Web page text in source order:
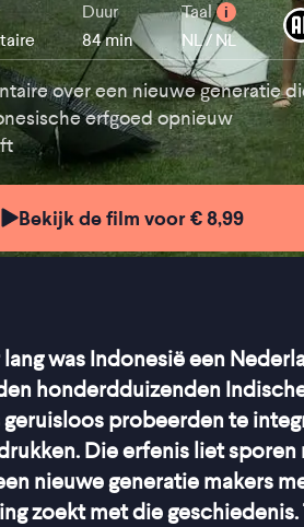
Duur
84 min
Taal i
NL / NL
over een nieuwe generatie
erfgoed opnieuw
Bekijk de film voor € 8,99
lang was Indonesië een
honderdduizenden
probeerden te
Die erfenis liet sporen
nieuwe generatie makers
zoekt met die